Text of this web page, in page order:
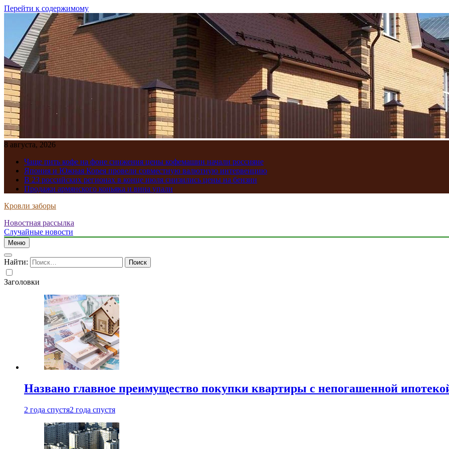
Перейти к содержимому
8 августа, 2026
Чаще пить кофе на фоне снижения цены кофемашин начали россияне
Япония и Южная Корея провели совместную валютную интервенцию
В 23 российских регионах в конце июля снизились цены на бензин
Продажи армянского коньяка и вина упали
Кровли заборы
Новостная рассылка
Случайные новости
Меню
Найти:
Заголовки
Названо главное преимущество покупки квартиры с непогашенной
2 года спустя2 года спустя